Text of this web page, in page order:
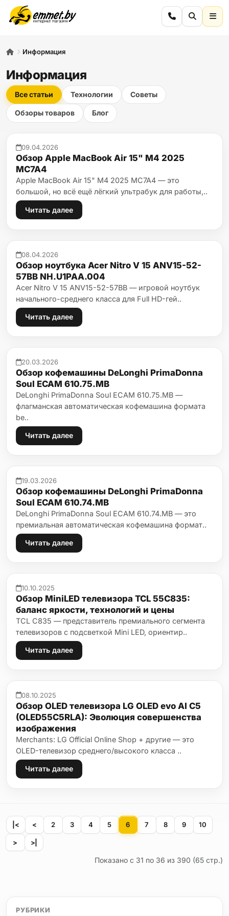
Информация
Информация
Все статьи Технологии Советы
Обзоры товаров Блог
09.04.2026
Обзор Apple MacBook Air 15" M4 2025
MC7A4
Apple MacBook Air 15" M4 2025 MC7A4 — это
большой, но всё ещё лёгкий ультрабук для работы,..
Читать далее
08.04.2026
Обзор ноутбука Acer Nitro V 15 ANV15-52-
57BB NH.U1PAA.004
Acer Nitro V 15 ANV15-52-57BB — игровой ноутбук
начального-среднего класса для Full HD-гей..
Читать далее
20.03.2026
Обзор кофемашины DeLonghi PrimaDonna
Soul ECAM 610.75.MB
DeLonghi PrimaDonna Soul ECAM 610.75.MB —
флагманская автоматическая кофемашина формата
be..
Читать далее
19.03.2026
Обзор кофемашины DeLonghi PrimaDonna
Soul ECAM 610.74.MB
DeLonghi PrimaDonna Soul ECAM 610.74.MB — это
премиальная автоматическая кофемашина формат..
Читать далее
10.10.2025
Обзор MiniLED телевизора TCL 55C835:
баланс яркости, технологий и цены
TCL C835 — представитель премиального сегмента
телевизоров с подсветкой Mini LED, ориентир..
Читать далее
08.10.2025
Обзор OLED телевизора LG OLED evo AI C5
(OLED55C5RLA): Эволюция совершенства
изображения
Merchants: LG Official Online Shop + другие — это
OLED-телевизор среднего/высокого класса ..
Читать далее
|< < 2 3 4 5 6 7 8 9 10
> >|
Показано с 31 по 36 из 390 (65 стр.)
РУБРИКИ